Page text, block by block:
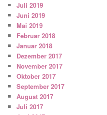
Juli 2019
Juni 2019
Mai 2019
Februar 2018
Januar 2018
Dezember 2017
November 2017
Oktober 2017
September 2017
August 2017
Juli 2017